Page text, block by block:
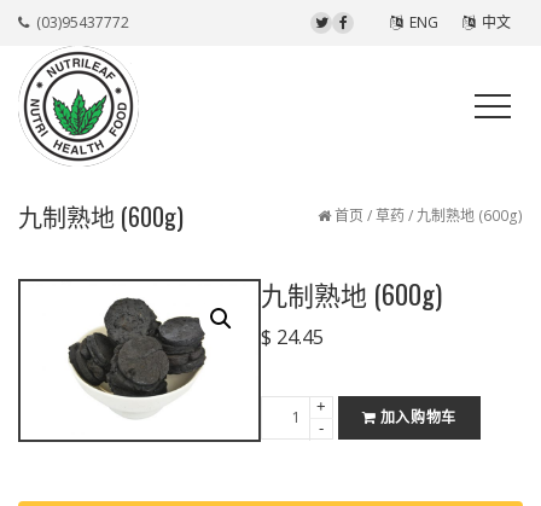
(03)95437772 ENG 中文
九制熟地 (600g) 首页 /草药/ 九制熟地 (600g)
九制熟地 (600g)
$ 24.45
制
+
-
加入购物车